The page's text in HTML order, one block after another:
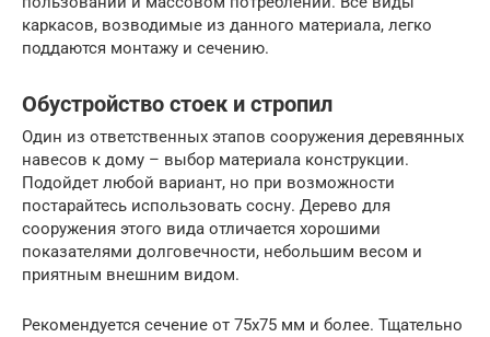
каркасов, возводимые из данного материала, легко
поддаются монтажу и сечению.
Обустройство стоек и стропил
Один из ответственных этапов сооружения деревянных
навесов к дому – выбор материала конструкции.
Подойдет любой вариант, но при возможности
постарайтесь использовать сосну. Дерево для
сооружения этого вида отличается хорошими
показателями долговечности, небольшим весом и
приятным внешним видом.
Рекомендуется сечение от 75х75 мм и более. Тщательно